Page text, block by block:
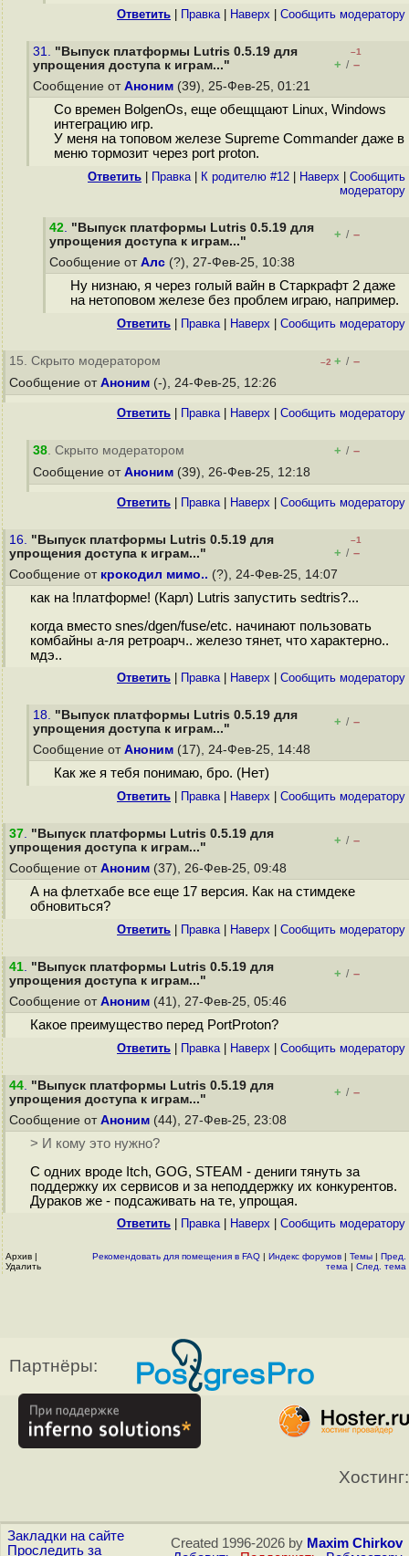
Ответить Правка| Наверх Cообщить модератору
31. "Выпуск платформы Lutris 0.5.19 для
упрощения доступа к играм..."
–1
+ / –
Сообщение от Аноним (39), 25-Фев-25, 01:21
Cо времен BolgenOs, еще обещщают Linux, Windows
интеграцию игр.
У меня на топовом железе Supreme Commander даже в
меню тормозит через port proton.
Ответить Правка| К родителю #12 Наверх
Cообщить
модератору
42. "Выпуск платформы Lutris 0.5.19 для
упрощения доступа к играм..."
+ / –
Сообщение от Алс (?), 27-Фев-25, 10:38
Ну низнаю, я через голый вайн в Старкрафт 2 даже
на нетоповом железе без проблем играю, например.
Ответить Правка| Наверх Cообщить модератору
15. Скрыто модератором –2 + / –
Сообщение от Аноним (-), 24-Фев-25, 12:26
Ответить Правка| Наверх Cообщить модератору
38. Скрыто модератором + / –
Сообщение от Аноним (39), 26-Фев-25, 12:18
Ответить Правка| Наверх Cообщить модератору
16. "Выпуск платформы Lutris 0.5.19 для
упрощения доступа к играм..."
–1
+ / –
Сообщение от крокодил мимо.. (?), 24-Фев-25, 14:07
как на !платформе! (Карл) Lutris запустить sedtris?...
когда вместо snes/dgen/fuse/etc. начинают пользовать
комбайны а-ля ретроарч.. железо тянет, что характерно..
мдэ..
Ответить Правка| Наверх Cообщить модератору
18. "Выпуск платформы Lutris 0.5.19 для
упрощения доступа к играм..."
+ / –
Сообщение от Аноним (17), 24-Фев-25, 14:48
Как же я тебя понимаю, бро. (Нет)
Ответить Правка| Наверх Cообщить модератору
37. "Выпуск платформы Lutris 0.5.19 для
упрощения доступа к играм..."
+ / –
Сообщение от Аноним (37), 26-Фев-25, 09:48
А на флетхабе все еще 17 версия. Как на стимдеке
обновиться?
Ответить Правка| Наверх Cообщить модератору
41. "Выпуск платформы Lutris 0.5.19 для
упрощения доступа к играм..."
+ / –
Сообщение от Аноним (41), 27-Фев-25, 05:46
Какое преимущество перед PortProton?
Ответить Правка| Наверх Cообщить модератору
44. "Выпуск платформы Lutris 0.5.19 для
упрощения доступа к играм..."
+ / –
Сообщение от Аноним (44), 27-Фев-25, 23:08
> И кому это нужно?
С одних вроде Itch, GOG, STEAM - дениги тянуть за
поддержку их сервисов и за неподдержку их конкурентов.
Дураков же - подсаживать на те, упрощая.
Ответить Правка| Наверх Cообщить модератору
Архив |
Удалить
Рекомендовать для помещения в FAQ | Индекс форумов | Темы | Пред.
тема | След. тема
Партнёры:
Хостинг:
Закладки на сайте
Проследить за
Created 1996-2026 by Maxim Chirkov